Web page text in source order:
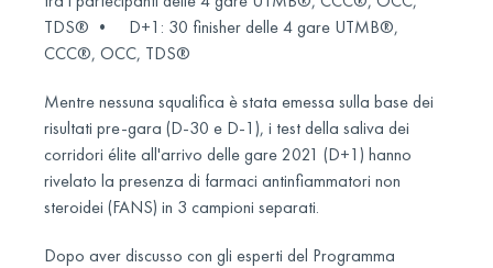
TDS® • D+1: 30 finisher delle 4 gare UTMB®,
CCC®, OCC, TDS®
Mentre nessuna squalifica è stata emessa sulla base dei
risultati pre-gara (D-30 e D-1), i test della saliva dei
corridori élite all'arrivo delle gare 2021 (D+1) hanno
rivelato la presenza di farmaci antinfiammatori non
steroidei (FANS) in 3 campioni separati.
Dopo aver discusso con gli esperti del Programma